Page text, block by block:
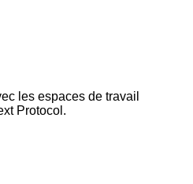
les espaces de travail
Protocol.